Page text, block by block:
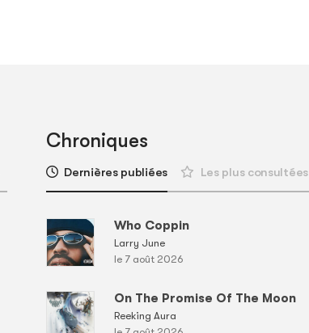
Chroniques
Dernières publiées Les plus consultées
Who Coppin
Larry June
le 7 août 2026
On The Promise Of The Moon
Reeking Aura